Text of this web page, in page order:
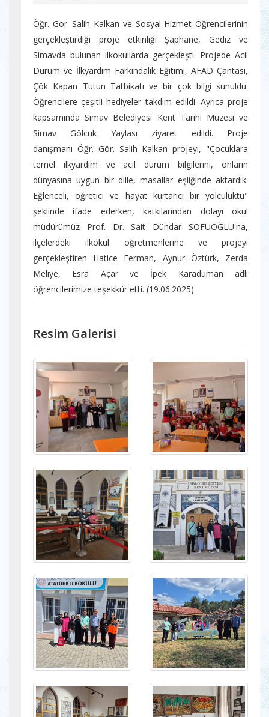
Öğr. Gör. Salih Kalkan ve Sosyal Hizmet Öğrencilerinin
gerçekleştirdiği proje etkinliği Şaphane, Gediz ve
Simavda bulunan ilkokullarda gerçekleşti. Projede Acil
Durum ve İlkyardım Farkındalık Eğitimi, AFAD Çantası,
Çök Kapan Tutun Tatbikatı ve bir çok bilgi sunuldu.
Öğrencilere çeşitli hediyeler takdim edildi. Ayrıca proje
kapsamında Simav Belediyesi Kent Tarihi Müzesi ve
Simav Gölcük Yaylası ziyaret edildi. Proje
danışmanı Öğr. Gör. Salih Kalkan projeyi, "Çocuklara
temel ilkyardım ve acil durum bilgilerini, onların
dünyasına uygun bir dille, masallar eşliğinde aktardık.
Eğlenceli, öğretici ve hayat kurtarıcı bir yolculuktu"
şeklinde ifade ederken, katkılarından dolayı okul
müdürümüz Prof. Dr. Sait Dündar SOFUOĞLU'na,
ilçelerdeki ilkokul öğretmenlerine ve projeyi
gerçekleştiren Hatice Ferman, Aynur Öztürk, Zerda
Meliye, Esra Açar ve İpek Karaduman adlı
öğrencilerimize teşekkür etti. (19.06.2025)
Resim Galerisi